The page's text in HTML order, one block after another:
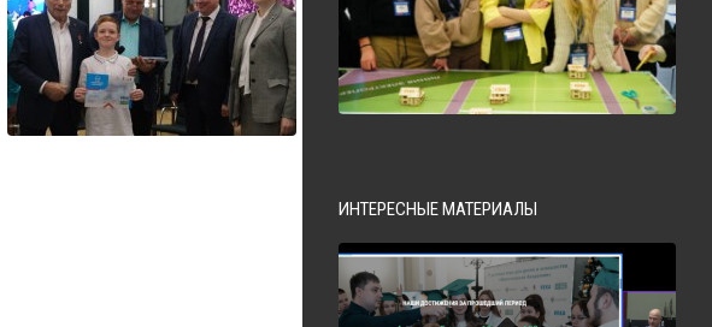
ИНТЕРЕСНЫЕ МАТЕРИАЛЫ